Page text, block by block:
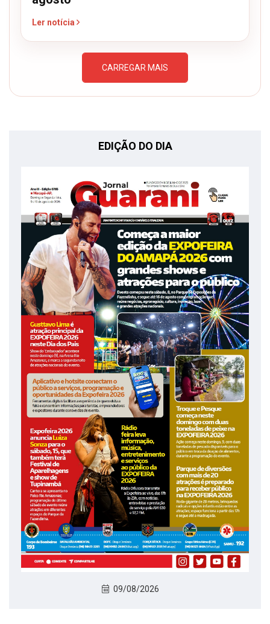
Ler notícia
CARREGAR MAIS
EDIÇÃO DO DIA
09/08/2026